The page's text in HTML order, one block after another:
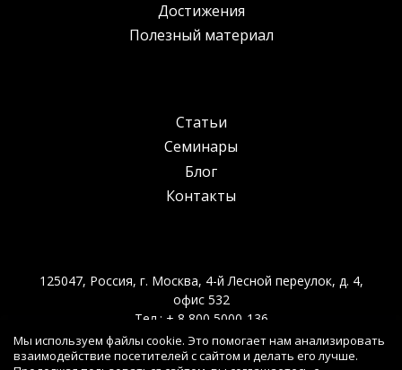
Достижения
Полезный материал
Статьи
Семинары
Блог
Контакты
125047, Россия, г. Москва, 4-й Лесной переулок, д. 4,
офис 532
Тел.: + 8 800 5000-136
E-mail: ikt@gik.ru
Мы используем файлы cookie. Это помогает нам анализировать
взаимодействие посетителей с сайтом и делать его лучше.